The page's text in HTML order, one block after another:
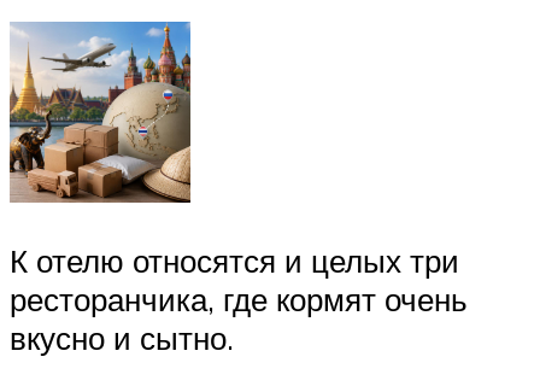
К отелю относятся и целых три
ресторанчика, где кормят очень
вкусно и сытно.